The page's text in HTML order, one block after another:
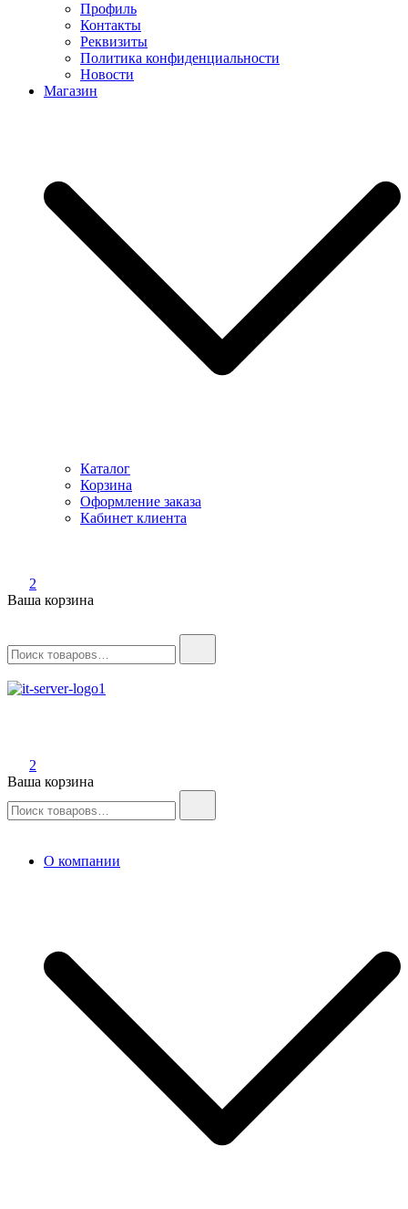
Профиль
Контакты
Реквизиты
Политика конфиденциальности
Новости
Магазин
Каталог
Корзина
Оформление заказа
Кабинет клиента
2
Ваша корзина
2
Ваша корзина
О компании